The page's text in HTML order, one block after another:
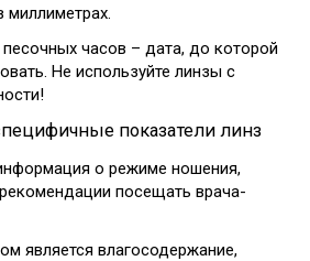
миллиметрах.
песочных часов – дата, до которой
Не используйте линзы с
показатели линз
о режиме ношения,
посещать врача-
является влагосодержание,